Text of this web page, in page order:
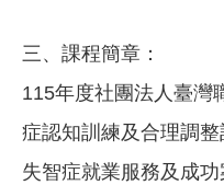
三、課程簡章：
115年度社團法人臺灣
症認知訓練及合理調
失智症就業服務及成